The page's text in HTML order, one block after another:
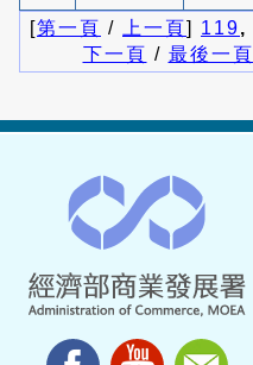
[第一頁 / 上一頁] 119,
下一頁 / 最後一頁